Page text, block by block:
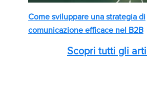
Come sviluppare una strategia di
comunicazione efficace nel B2B
Scopri tutti gli